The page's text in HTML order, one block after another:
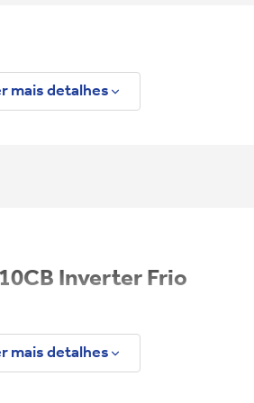
mais detalhes
Inverter Frio
e economia para sua rotina.
Além disso, o painel frontal
mais detalhes